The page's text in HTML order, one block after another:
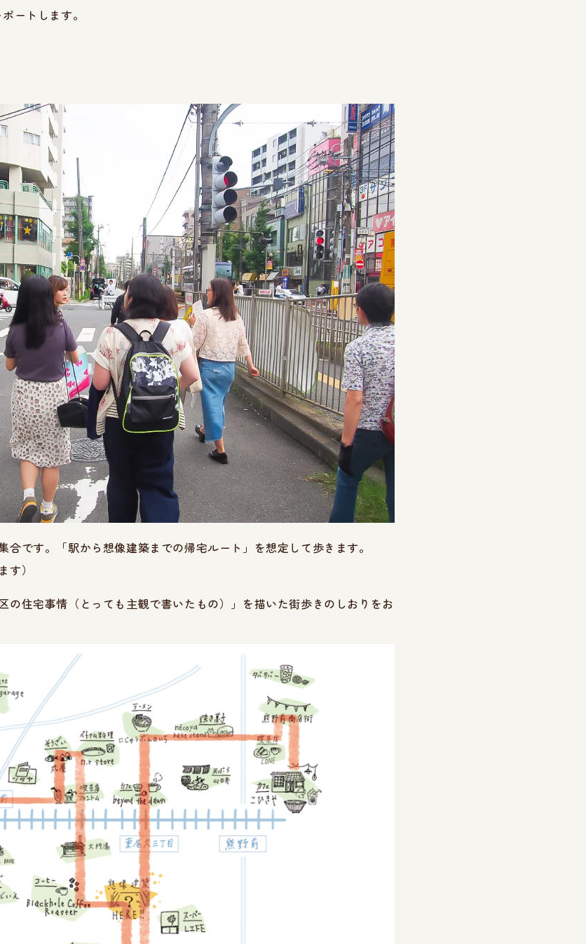
ートします。
合です。「駅から想像建築までの帰宅ルート」を想定して歩きます。
す）
の住宅事情（とっても主観で書いたもの）」を描いた街歩きのしおりをお